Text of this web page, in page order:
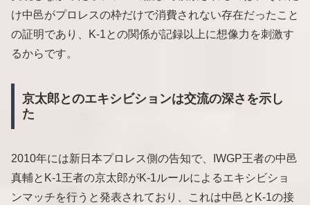
け中邑がプロレスの枠だけで消費されない存在だったこと
の証明であり、K-1との関係が記録以上に想像力を刺激す
るからです。
京太郎とのエキシビションは交流の深さを示し
た
2010年には新日本プロレス側の告知で、IWGP王者の中邑
真輔とK-1王者の京太郎がK-1ルールによるエキシビショ
ンマッチを行うと発表されており、これは中邑とK-1の接